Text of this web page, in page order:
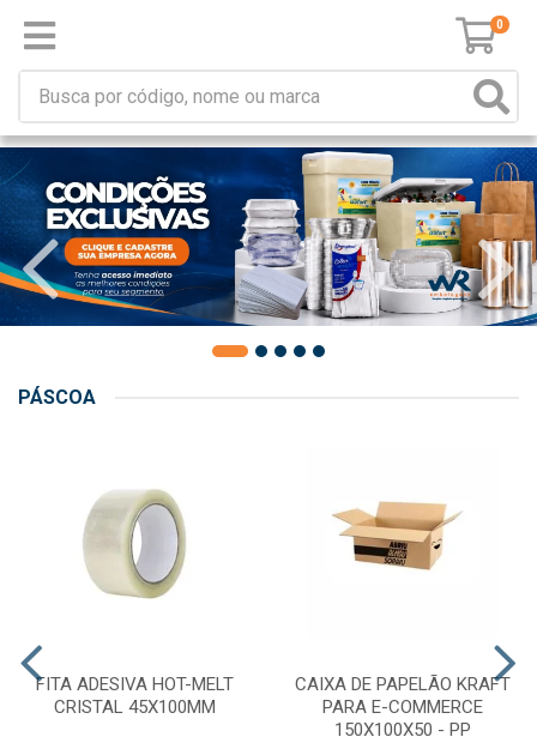
0
PÁSCOA
FITA ADESIVA HOT-MELT
CRISTAL 45X100MM
CAIXA DE PAPELÃO KRAFT
PARA E-COMMERCE
150X100X50 - PP